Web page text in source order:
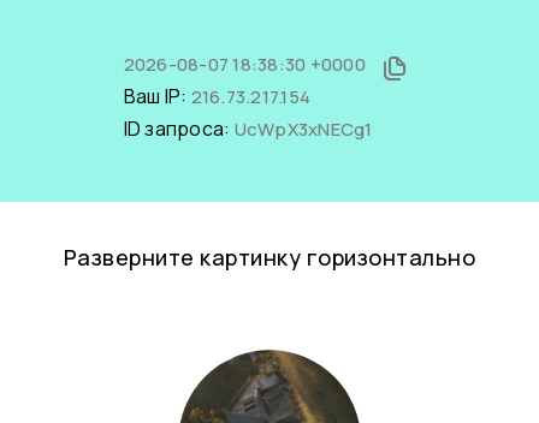
2026-08-07 18:38:30 +0000
Ваш IP: 216.73.217.154
ID запроса: UcWpX3xNECg1
Разверните картинку горизонтально